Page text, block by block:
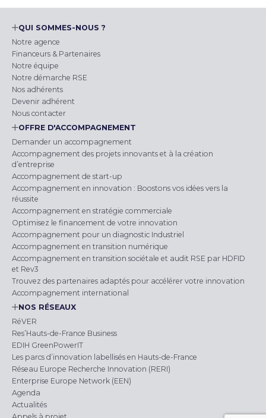
QUI SOMMES-NOUS ?
Notre agence
Financeurs & Partenaires
Notre équipe
Notre démarche RSE
Nos adhérents
Devenir adhérent
Nous contacter
OFFRE D'ACCOMPAGNEMENT
Demander un accompagnement
Accompagnement des projets innovants et à la création
d’entreprise
Accompagnement de start-up
Accompagnement en innovation : Boostons vos idées vers la
réussite
Accompagnement en stratégie commerciale
Optimisez le financement de votre innovation
Accompagnement pour un diagnostic Industriel
Accompagnement en transition numérique
Accompagnement en transition sociétale et audit RSE par HDFID
et Rev3
Trouvez des partenaires adaptés pour accélérer votre innovation
Accompagnement international
NOS RÉSEAUX
RéVER
Res’Hauts-de-France Business
EDIH GreenPowerIT
Les parcs d’innovation labellisés en Hauts-de-France
Réseau Europe Recherche Innovation (RERI)
Enterprise Europe Network (EEN)
Agenda
Actualités